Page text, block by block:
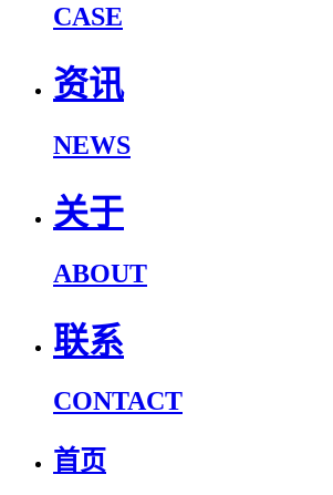
CASE
资讯
NEWS
关于
ABOUT
联系
CONTACT
首页